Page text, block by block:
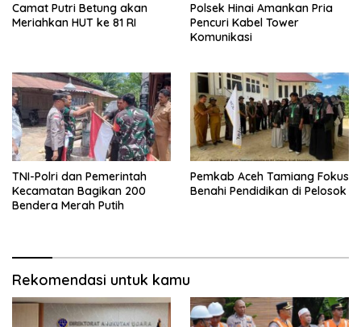
Camat Putri Betung akan
Meriahkan HUT ke 81 RI
Polsek Hinai Amankan Pria
Pencuri Kabel Tower
Komunikasi
TNI-Polri dan Pemerintah
Kecamatan Bagikan 200
Bendera Merah Putih
Pemkab Aceh Tamiang Fokus
Benahi Pendidikan di Pelosok
Rekomendasi untuk kamu